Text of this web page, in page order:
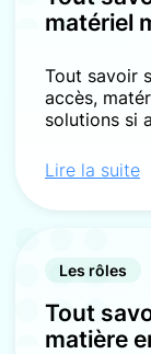
matériel
Tout savoir
accès,
solutions si
Lire la suite
Les rôles
Tout
matière